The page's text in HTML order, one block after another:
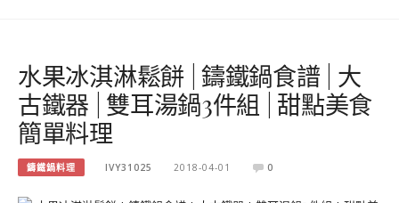
水果冰淇淋鬆餅 | 鑄鐵鍋食譜 | 大
古鐵器 | 雙耳湯鍋3件組 | 甜點美食
簡單料理
鑄鐵鍋料理 IVY31025 2018-04-01 0